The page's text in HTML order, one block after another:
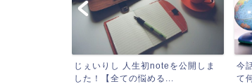
じぇいりし 人生初noteを公開しま
した！【全ての悩める...
今
て